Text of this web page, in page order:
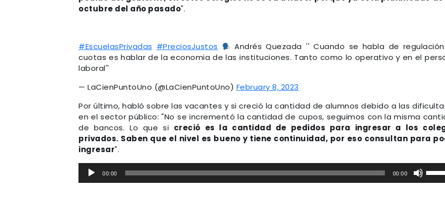
octubre del año pasado".
#EscuelasPrivadas #PreciosJustos
Andrés Quezada '' Cuando se habla de
cuotas es hablar de la economia de las instituciones. Tanto como lo operativo y en el
laboral''
— LaCienPuntoUno (@LaCienPuntoUno) February 8, 2023
Por último, habló sobre las vacantes y si creció la cantidad de alumnos debido a las
en el sector público: "No se incrementó la cantidad de cupos, seguimos con la misma
de bancos. Lo que si creció es la cantidad de pedidos para ingresar a los
privados. Saben que el nivel es bueno y tiene continuidad, por eso consultan para
ingresar".
Reproductor
00:00 00:00